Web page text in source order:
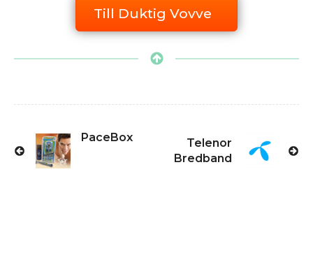
Till Duktig Vovve
PaceBox
Telenor
Bredband